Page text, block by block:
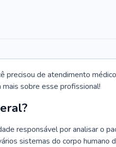
precisou de atendimento
mais sobre esse profissional!
responsável por analisar o
sistemas do corpo humano